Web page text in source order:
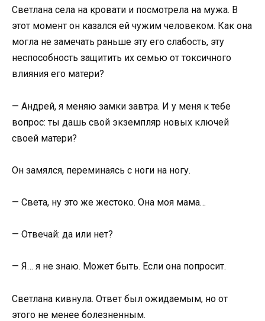
Светлана села на кровати и посмотрела на мужа. В
этот момент он казался ей чужим человеком. Как она
могла не замечать раньше эту его слабость, эту
неспособность защитить их семью от токсичного
влияния его матери?
— Андрей, я меняю замки завтра. И у меня к тебе
вопрос: ты дашь свой экземпляр новых ключей
своей матери?
Он замялся, переминаясь с ноги на ногу.
— Света, ну это же жестоко. Она моя мама…
— Отвечай: да или нет?
— Я… я не знаю. Может быть. Если она попросит.
Светлана кивнула. Ответ был ожидаемым, но от
этого не менее болезненным.